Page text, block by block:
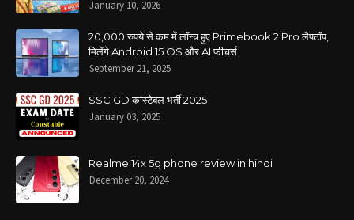
January 10, 2026
20,000 रुपये से कम में लॉन्च हुए Primebook 2 Pro लैपटॉप,
मिलेंगे Android 15 OS और AI फीचर्स
September 21, 2025
SSC GD कांस्टेबल भर्ती 2025
January 03, 2025
Realme 14x 5g phone review in hindi
December 20, 2024